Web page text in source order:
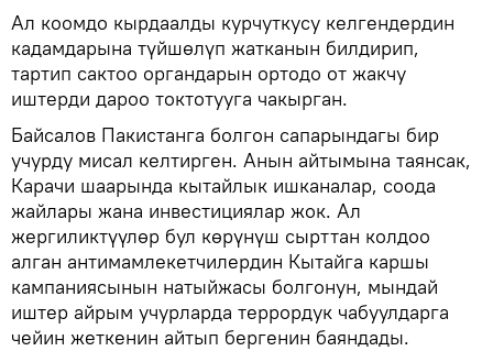
Ал коомдо кырдаалды курчуткусу келгендердин
кадамдарына түйшөлүп жатканын билдирип,
тартип сактоо органдарын ортодо от жакчу
иштерди дароо токтотууга чакырган.
Байсалов Пакистанга болгон сапарындагы бир
учурду мисал келтирген. Анын айтымына таянсак,
Карачи шаарында кытайлык ишканалар, соода
жайлары жана инвестициялар жок. Ал
жергиликтүүлөр бул көрүнүш сырттан колдоо
алган антимамлекетчилердин Кытайга каршы
кампаниясынын натыйжасы болгонун, мындай
иштер айрым учурларда террордук чабуулдарга
чейин жеткенин айтып бергенин баяндады.